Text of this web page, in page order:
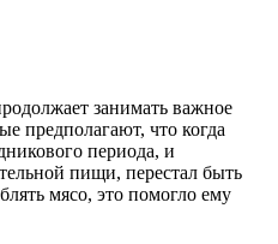
занимать важное
предполагают, что когда
периода, и
пищи, перестал быть
мясо, это помогло ему